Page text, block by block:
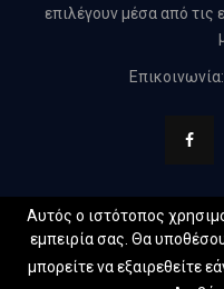
επιλέγουν μέσα από τις
Επικοινωνία:
@2022 -
Αυτός ο ιστότοπος
εμπειρία σας. Θα
μπορείτε να εξαιρεθείτε